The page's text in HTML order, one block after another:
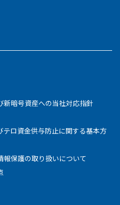
暗号資産への当社対応指針
テロ資金供与防止に関する基本方
報保護の取り扱いについて